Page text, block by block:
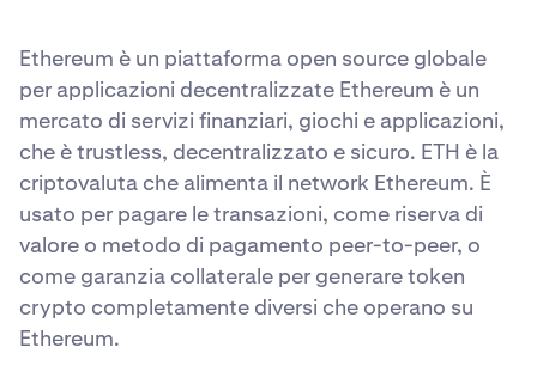
Ethereum è un piattaforma open source globale
per applicazioni decentralizzate Ethereum è un
mercato di servizi finanziari, giochi e applicazioni,
che è trustless, decentralizzato e sicuro. ETH è la
criptovaluta che alimenta il network Ethereum. È
usato per pagare le transazioni, come riserva di
valore o metodo di pagamento peer-to-peer, o
come garanzia collaterale per generare token
crypto completamente diversi che operano su
Ethereum.